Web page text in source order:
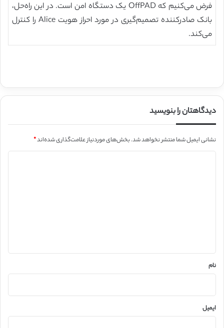
فرض می‌کنیم که OffPAD یک دستگاه امن است. در این راه‌حل،
بانک صادرکننده تصمیم‌گیری در مورد احراز هویت Alice را کنترل
می‌کند.
دیدگاهتان را بنویسید
نشانی ایمیل شما منتشر نخواهد شد.بخش‌های موردنیاز علامت‌گذاری شده‌اند*
نام
ایمیل